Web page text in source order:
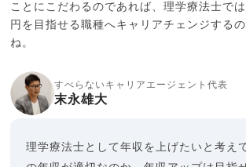
ことにこだわるのであれば、理学療法士で
円を目指せる職種へキャリアチェンジする
ね。
すべらないキャリアエージェント代表
末永雄大
理学療法士として年収を上げたいと考え